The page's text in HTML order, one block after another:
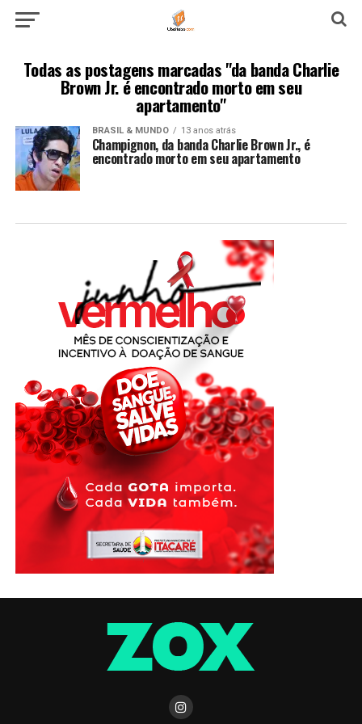
Todas as postagens marcadas "da banda Charlie
Brown Jr. é encontrado morto em seu
apartamento"
BRASIL & MUNDO 13 anos atrás
Champignon, da banda Charlie Brown Jr., é
encontrado morto em seu apartamento